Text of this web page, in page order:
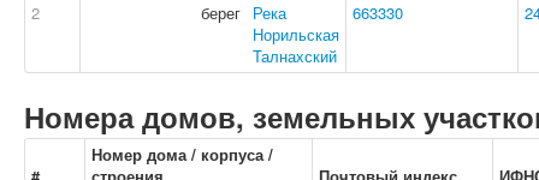
2 берег Река
Норильская
Талнахский
663330
Номера домов, земельных
Номер дома / корпуса /